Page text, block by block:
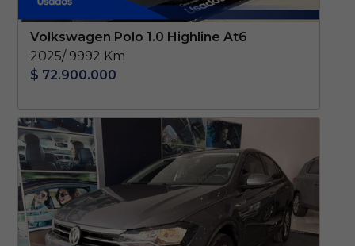
Volkswagen Polo 1.0 Highline At6
2025/ 9992 Km
$ 72.900.000